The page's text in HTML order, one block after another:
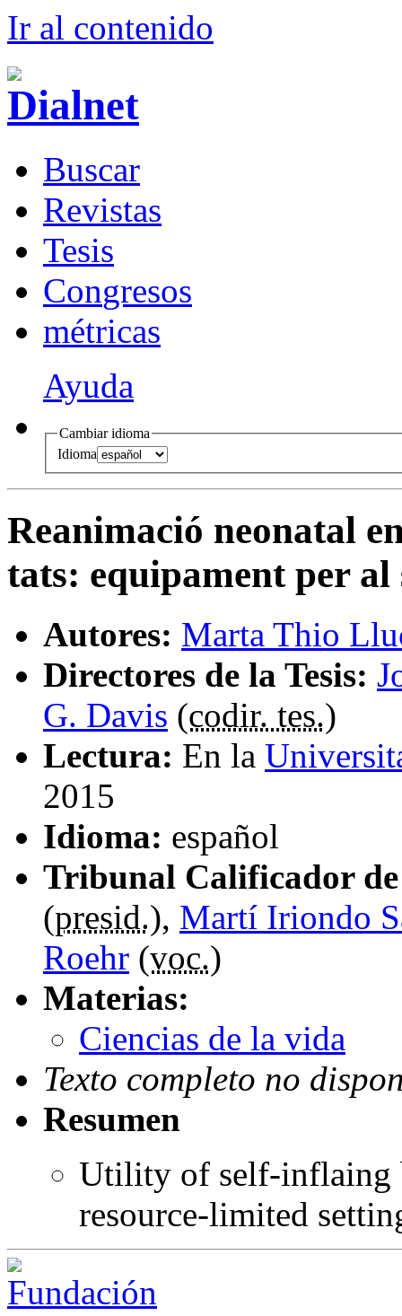
Ir al contenido
Buscar
Revistas
Tesis
Congresos
métricas
Ayuda
Cambiar idioma
Idioma
Reanimació neonatal
tats: equipament per
Autores: Marta Thio
Directores de la Tesis:
G. Davis (codir. tes.)
Lectura: En la
2015
Idioma: español
Tribunal Calificador de
(presid.), Martí Iriondo
Roehr (voc.)
Materias:
Ciencias de la vida
Texto completo no
Resumen
Utility of self-inflaing
resource-limited